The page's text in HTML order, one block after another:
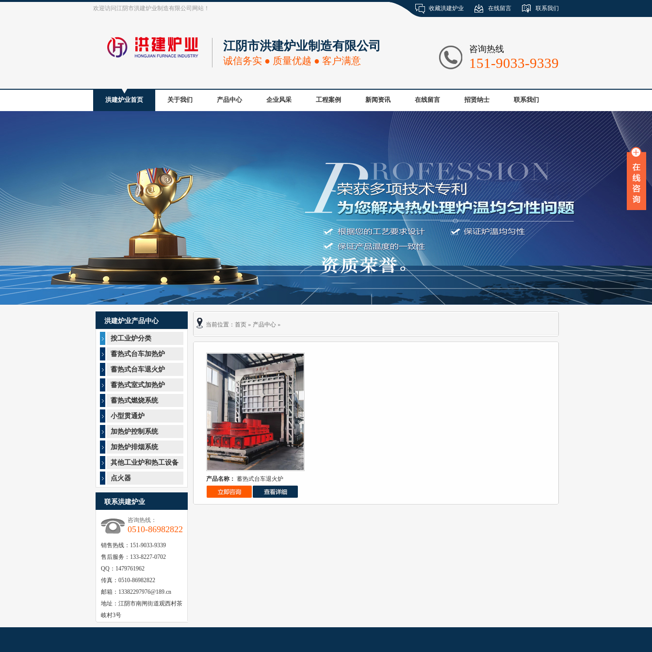
收藏洪建炉业 在线留言 联系我们
欢迎访问江阴市洪建炉业制造有限公司网站！
江阴市洪建炉业制造有限公司
诚信务实 ● 质量优越 ● 客户满意
咨询热线
151-9033-9339
洪建炉业首页 关于我们 产品中心 企业风采 工程案例 新闻资讯 在线留言 招贤纳士 联系我们
洪建炉业产品中心
按工业炉分类
蓄热式台车加热炉
蓄热式台车退火炉
蓄热式室式加热炉
蓄热式燃烧系统
小型贯通炉
加热炉控制系统
加热炉排烟系统
其他工业炉和热工设备
点火器
联系洪建炉业
咨询热线：
0510-86982822
销售热线：151-9033-9339
售后服务：133-8227-0702
QQ：1479761962
传真：0510-86982822
邮箱：13382297976@189.cn
地址：江阴市南闸街道观西村茶
岐村3号
当前位置： 首页 » 产品中心 »
产品名称： 蓄热式台车退火炉